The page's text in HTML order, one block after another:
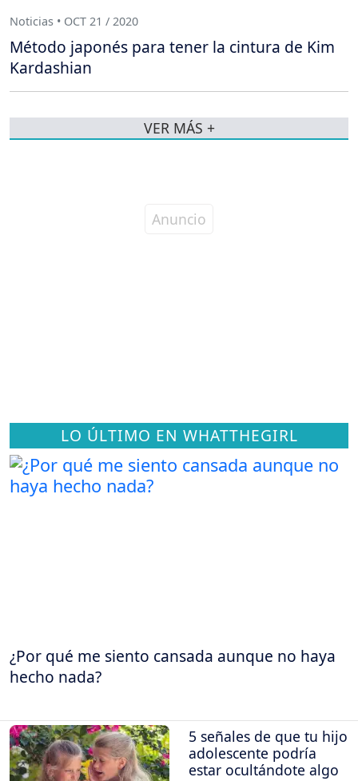
LO ÚLTIMO EN WHATTHEGIRL
¿Por qué me siento cansada aunque no haya
hecho nada?
5 señales de que tu hijo
adolescente podría
estar ocultándote algo
Noticias • OCT 21 / 2020
Método japonés para tener la cintura de Kim
Kardashian
VER MÁS +